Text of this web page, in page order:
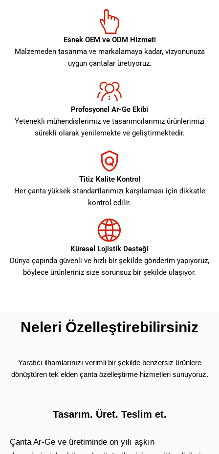
Esnek OEM ve ODM Hizmeti
Malzemeden tasarıma ve markalamaya kadar, vizyonunuza
uygun çantalar üretiyoruz.
Profesyonel Ar-Ge Ekibi
Yetenekli mühendislerimiz ve tasarımcılarımız ürünlerimizi
sürekli olarak yenilemekte ve geliştirmektedir.
Titiz Kalite Kontrol
Her çanta yüksek standartlarımızı karşılaması için dikkatle
kontrol edilir.
Küresel Lojistik Desteği
Dünya çapında güvenli ve hızlı bir şekilde gönderim yapıyoruz,
böylece ürünleriniz size sorunsuz bir şekilde ulaşıyor.
Neleri Özelleştirebilirsiniz
Yaratıcı ilhamlarınızı verimli bir şekilde benzersiz ürünlere
dönüştüren tek elden çanta özelleştirme hizmetleri sunuyoruz.
Tasarım. Üret. Teslim et.
Çanta Ar-Ge ve üretiminde on yılı aşkın